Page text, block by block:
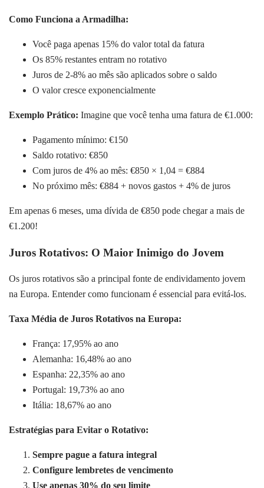
Como Funciona a Armadilha:
Você paga apenas 15% do valor total da fatura
Os 85% restantes entram no rotativo
Juros de 2-8% ao mês são aplicados sobre o saldo
O valor cresce exponencialmente
Exemplo Prático: Imagine que você tenha uma fatura de €1.000:
Pagamento mínimo: €150
Saldo rotativo: €850
Com juros de 4% ao mês: €850 × 1,04 = €884
No próximo mês: €884 + novos gastos + 4% de juros
Em apenas 6 meses, uma dívida de €850 pode chegar a mais de
€1.200!
Juros Rotativos: O Maior Inimigo do Jovem
Os juros rotativos são a principal fonte de endividamento jovem
na Europa. Entender como funcionam é essencial para evitá-los.
Taxa Média de Juros Rotativos na Europa:
França: 17,95% ao ano
Alemanha: 16,48% ao ano
Espanha: 22,35% ao ano
Portugal: 19,73% ao ano
Itália: 18,67% ao ano
Estratégias para Evitar o Rotativo:
Sempre pague a fatura integral
Configure lembretes de vencimento
Use apenas 30% do seu limite